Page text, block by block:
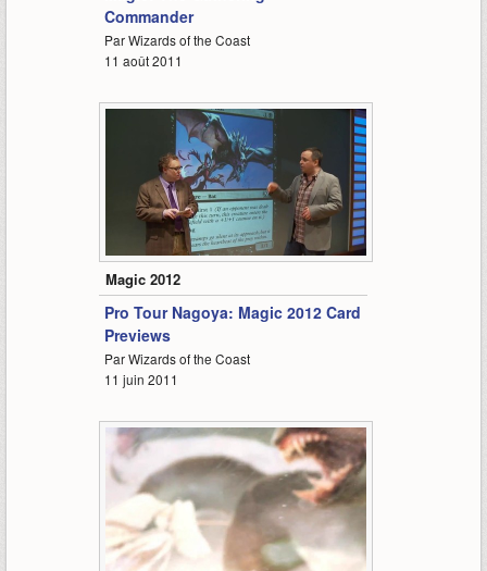
Commander
Par Wizards of the Coast
11 août 2011
13:27
Magic 2012
Pro Tour Nagoya: Magic 2012 Card
Previews
Par Wizards of the Coast
11 juin 2011